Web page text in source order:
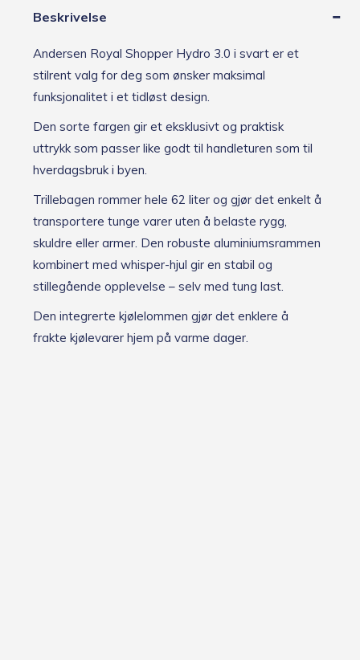
Trillebag
antall
Beskrivelse
Andersen Royal Shopper Hydro 3.0 i svart er et
stilrent valg for deg som ønsker maksimal
funksjonalitet i et tidløst design.
Den sorte fargen gir et eksklusivt og praktisk
uttrykk som passer like godt til handleturen som til
hverdagsbruk i byen.
Trillebagen rommer hele 62 liter og gjør det enkelt å
transportere tunge varer uten å belaste rygg,
skuldre eller armer. Den robuste aluminiumsrammen
kombinert med whisper-hjul gir en stabil og
stillegående opplevelse – selv med tung last.
Den integrerte kjølelommen gjør det enklere å
frakte kjølevarer hjem på varme dager.